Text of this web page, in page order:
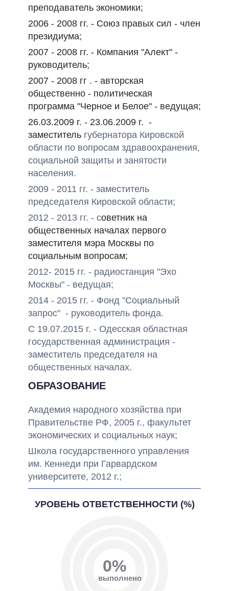
преподаватель экономики;
2006 - 2008 гг. - Союз правых сил - член
президиума;
2007 - 2008 гг. - Компания "Алект" -
руководитель;
2007 - 2008 гг . - авторская
общественно - политическая
программа "Черное и Белое" - ведущая;
26.03.2009 г. - 23.06.2009 г. -
заместитель губернатора Кировской
области по вопросам здравоохранения,
социальной защиты и занятости
населения.
2009 - 2011 гг. - заместитель
председателя Кировской области;
2012 - 2013 гг. - советник на
общественных началах первого
заместителя мэра Москвы по
социальным вопросам;
2012- 2015 гг. - радиостанция "Эхо
Москвы" - ведущая;
2014 - 2015 гг. - Фонд "Социальный
запрос" - руководитель фонда.
С 19.07.2015 г. - Одесская областная
государственная администрация -
заместитель председателя на
общественных началах.
ОБРАЗОВАНИЕ
Академия народного хозяйства при
Правительстве РФ, 2005 г., факультет
экономических и социальных наук;
Школа государственного управления
им. Кеннеди при Гарвардском
университете, 2012 г.;
УРОВЕНЬ ОТВЕТСТВЕННОСТИ (%)
0%
выполнено